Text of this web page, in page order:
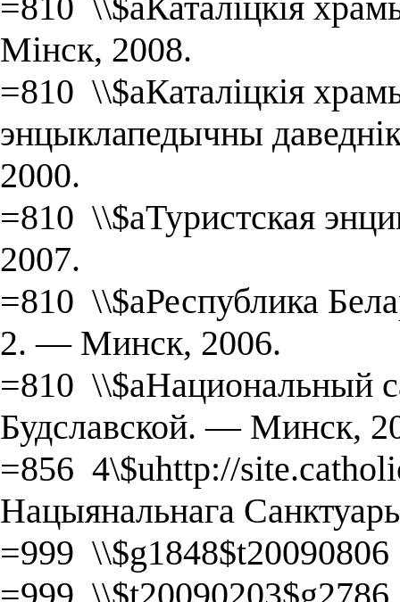
Мінск, 2008.
=810 \\$aКаталіцкія
энцыклапедычны
2000.
=810 \\$aТуристская
2007.
=810 \\$aРеспублика
2. — Минск, 2006.
=810 \\$aНациональный
Будславской. ― Минск,
=856 4\$uhttp://
Нацыянальнага
=999 \\$g1848$t20090806